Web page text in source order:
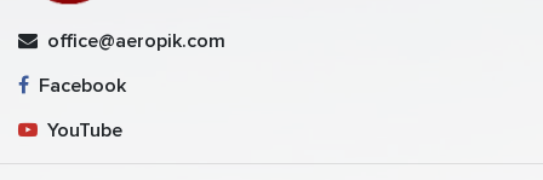
office@aeropik.com
Facebook
YouTube